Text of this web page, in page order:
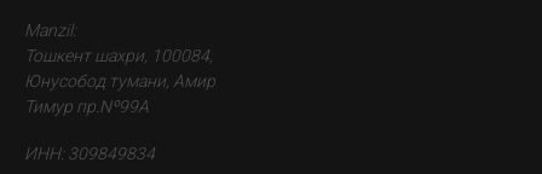
Manzil:
Тошкент шахри, 100084,
Юнусобод тумани, Амир
Тимур пр.Nº99A
ИНН: 309849834